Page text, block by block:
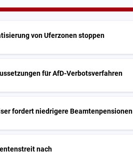
von Uferzonen stoppen
für AfD-Verbotsverfahren
fordert niedrigere Beamtenpensionen
nach